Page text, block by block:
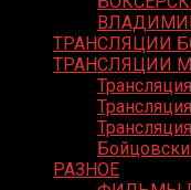
ТРАНСЛЯЦИИ
ТРАНСЛЯЦИИ
РАЗНОЕ